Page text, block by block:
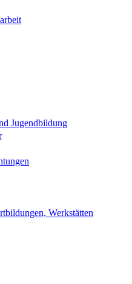
Jugendbildung
Werkstätten